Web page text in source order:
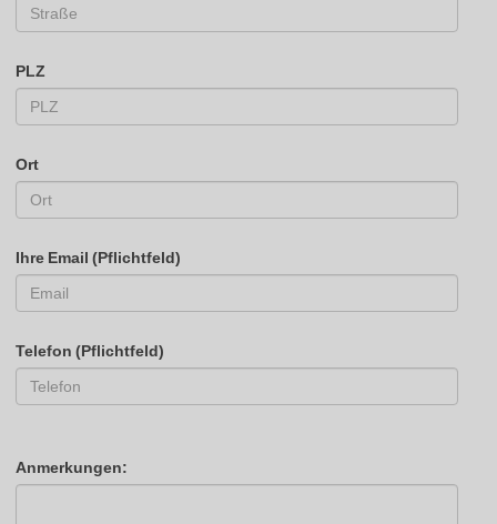
PLZ
Ort
Ihre Email (Pflichtfeld)
Telefon (Pflichtfeld)
Anmerkungen: